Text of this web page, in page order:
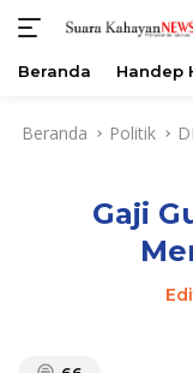
Beranda Handep
Beranda Politik
Gaji